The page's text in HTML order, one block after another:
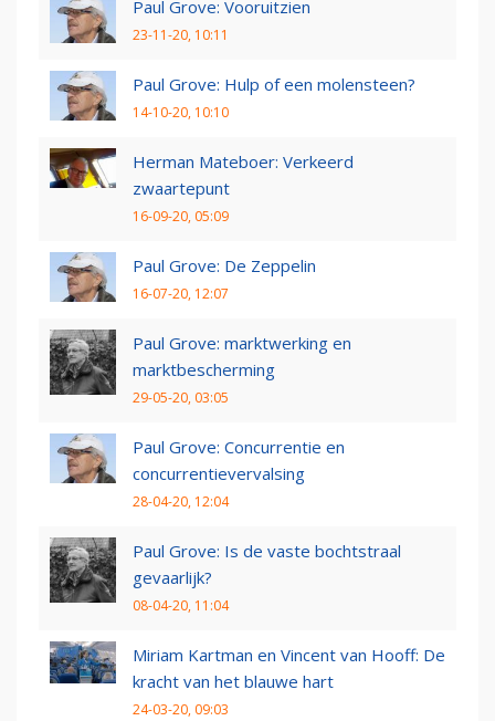
Paul Grove: Vooruitzien
23-11-20, 10:11
Paul Grove: Hulp of een molensteen?
14-10-20, 10:10
Herman Mateboer: Verkeerd
zwaartepunt
16-09-20, 05:09
Paul Grove: De Zeppelin
16-07-20, 12:07
Paul Grove: marktwerking en
marktbescherming
29-05-20, 03:05
Paul Grove: Concurrentie en
concurrentievervalsing
28-04-20, 12:04
Paul Grove: Is de vaste bochtstraal
gevaarlijk?
08-04-20, 11:04
Miriam Kartman en Vincent van Hooff: De
kracht van het blauwe hart
24-03-20, 09:03